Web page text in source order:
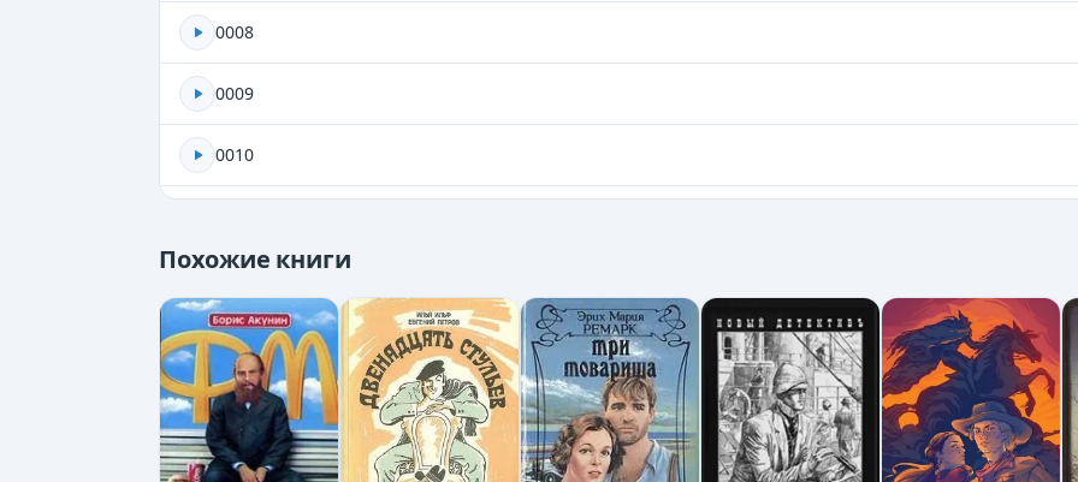
0008
0009
0010
0013
0014
0015
Похожие книги